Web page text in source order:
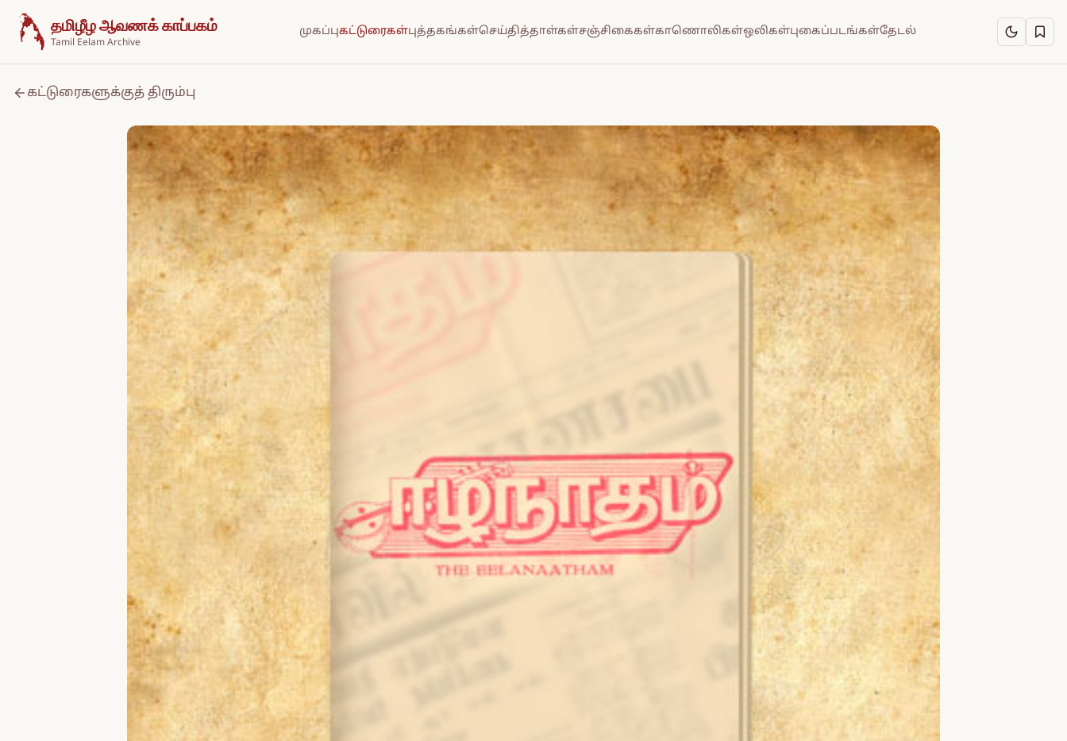
உள்ளடக்கத்திற்குச் செல்க
தமிழீழ ஆவணக் காப்பகம்
Tamil Eelam Archive
முகப்புகட்டுரைகள்புத்தகங்கள்செய்தித்தாள்கள்சஞ்சிகைகள்காணொலிகள்ஒலிகள்புகைப்படங்கள்தேடல்
கட்டுரைகளுக்குத் திரும்பு